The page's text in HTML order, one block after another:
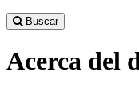
Buscar
Acerca del